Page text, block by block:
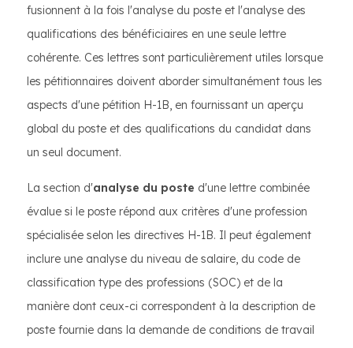
fusionnent à la fois l'analyse du poste et l'analyse des
qualifications des bénéficiaires en une seule lettre
cohérente. Ces lettres sont particulièrement utiles lorsque
les pétitionnaires doivent aborder simultanément tous les
aspects d'une pétition H-1B, en fournissant un aperçu
global du poste et des qualifications du candidat dans
un seul document.
La section d'analyse du poste d'une lettre combinée
évalue si le poste répond aux critères d'une profession
spécialisée selon les directives H-1B. Il peut également
inclure une analyse du niveau de salaire, du code de
classification type des professions (SOC) et de la
manière dont ceux-ci correspondent à la description de
poste fournie dans la demande de conditions de travail